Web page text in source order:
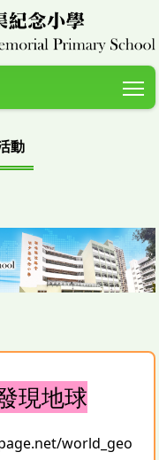
動
現地球
world_geo